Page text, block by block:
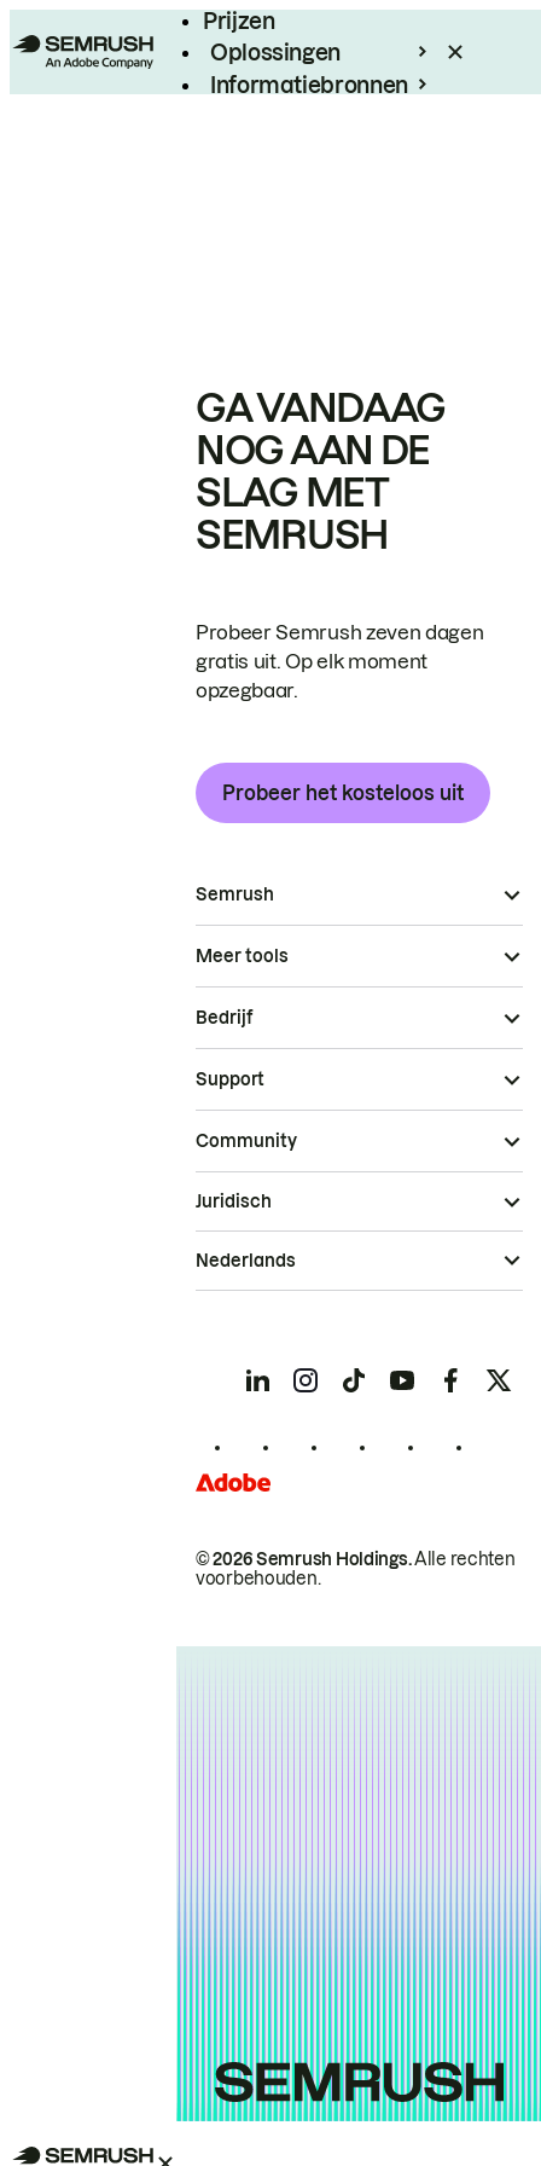
Prijzen
Oplossingen
Informatiebronnen
GA VANDAAG
NOG AAN DE
SLAG MET
SEMRUSH
Probeer Semrush zeven dagen
gratis uit. Op elk moment
opzegbaar.
Probeer het kosteloos uit
Semrush
Meer tools
Bedrijf
Support
Community
© 2026 Semrush Holdings.Alle rechten
voorbehouden.
Juridisch
Nederlands